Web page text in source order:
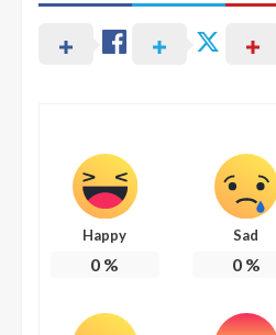
Happy
0 %
Sad
0%